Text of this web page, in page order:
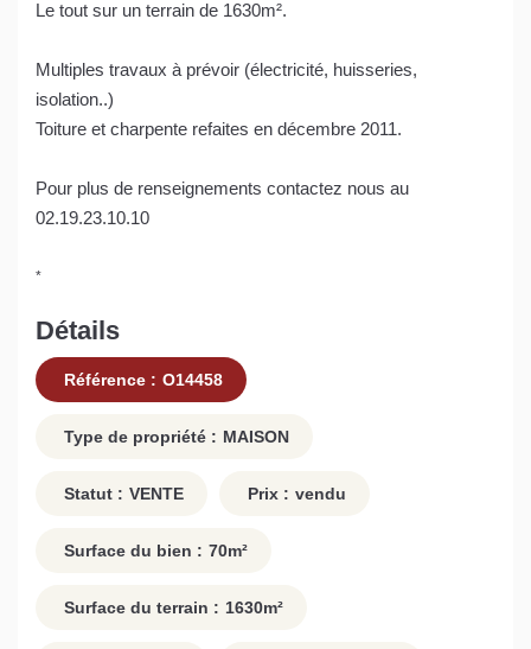
Le tout sur un terrain de 1630m².
Multiples travaux à prévoir (électricité, huisseries,
isolation..)
Toiture et charpente refaites en décembre 2011.
Pour plus de renseignements contactez nous au
02.19.23.10.10
*
Détails
Référence : O14458
Type de propriété : MAISON
Statut : VENTE Prix : vendu
Surface du bien : 70m²
Surface du terrain : 1630m²